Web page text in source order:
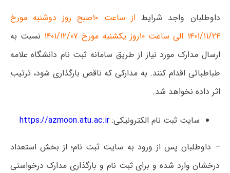
داوطلبان واجد شرایط
از ساعت ۱۰صبح روز دوشنبه مورخ
۱۴۰۱/۱۱/۲۴ الی ساعت ۱۰روز یکشنبه مورخ ۱۴۰۱/۱۲/۰۷
نسبت به
ارسال مدارک مورد نیاز از طریق سامانه ثبت نام دانشگاه علامه
طباطبائی اقدام کنند. به مدارکی که ناقص بارگذاری شود، ترتیب
اثر داده نخواهد شد.
سایت ثبت نام الکترونیکی:https://azmoon.atu.ac.ir
– داوطلبان پس از ورود به سایت ثبت نام؛ از بخش استعداد
درخشان وارد شده و برای ثبت نام و بارگذاری مدارک درخواستی